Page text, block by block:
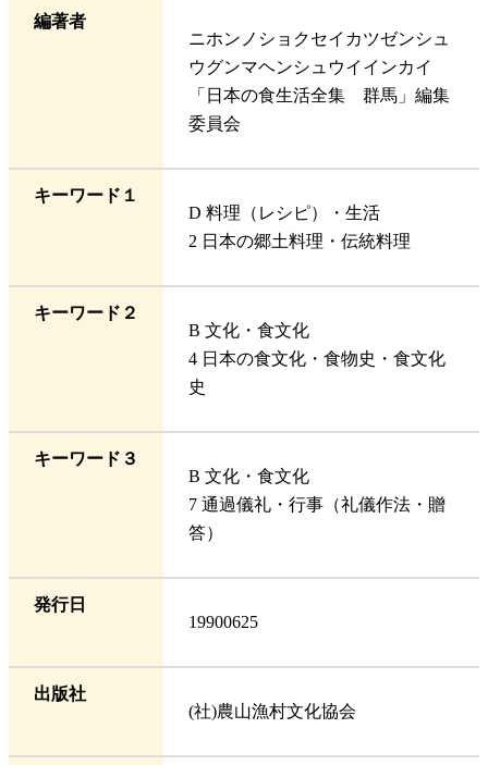
編著者
ニホンノショクセイカツゼンシュ
ウグンマヘンシュウイインカイ
「日本の食生活全集 群馬」編集
委員会
キーワード１
D 料理（レシピ）・生活
2 日本の郷土料理・伝統料理
キーワード２
B 文化・食文化
4 日本の食文化・食物史・食文化
史
キーワード３
B 文化・食文化
7 通過儀礼・行事（礼儀作法・贈
答）
発行日
19900625
出版社
(社)農山漁村文化協会